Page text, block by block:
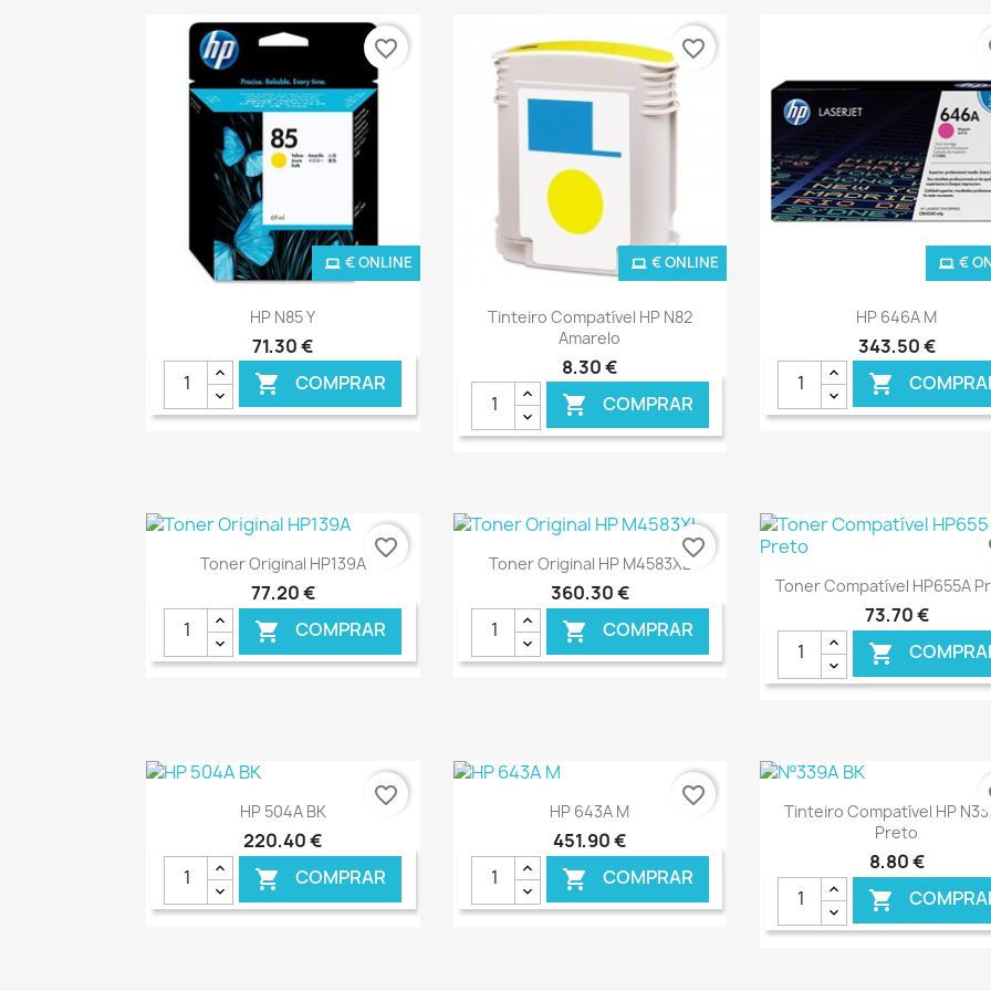
Ver+
HP N85 Y
71,30 €
 COMPRAR
€ ONLINE
favorite_border
Ver+
Tinteiro Compatível HP N82
Amarelo
8,30 €
 COMPRAR
€ ONLINE
favorite_border
Ver+
HP 646A M
343,50 €

€
Ver+
Toner Original HP139A
77,20 €
 COMPRAR
favorite_border Ver+
Toner Original HP M4583XL
360,30 €
 COMPRAR
favorite_border
Ver+
Toner Compatível HP655A
73,70 €

Ver+
HP 504A BK
220,40 €
 COMPRAR
favorite_border Ver+
HP 643A M
451,90 €
 COMPRAR
favorite_border Ver+
Tinteiro Compatível HP
Preto
8,80 €
